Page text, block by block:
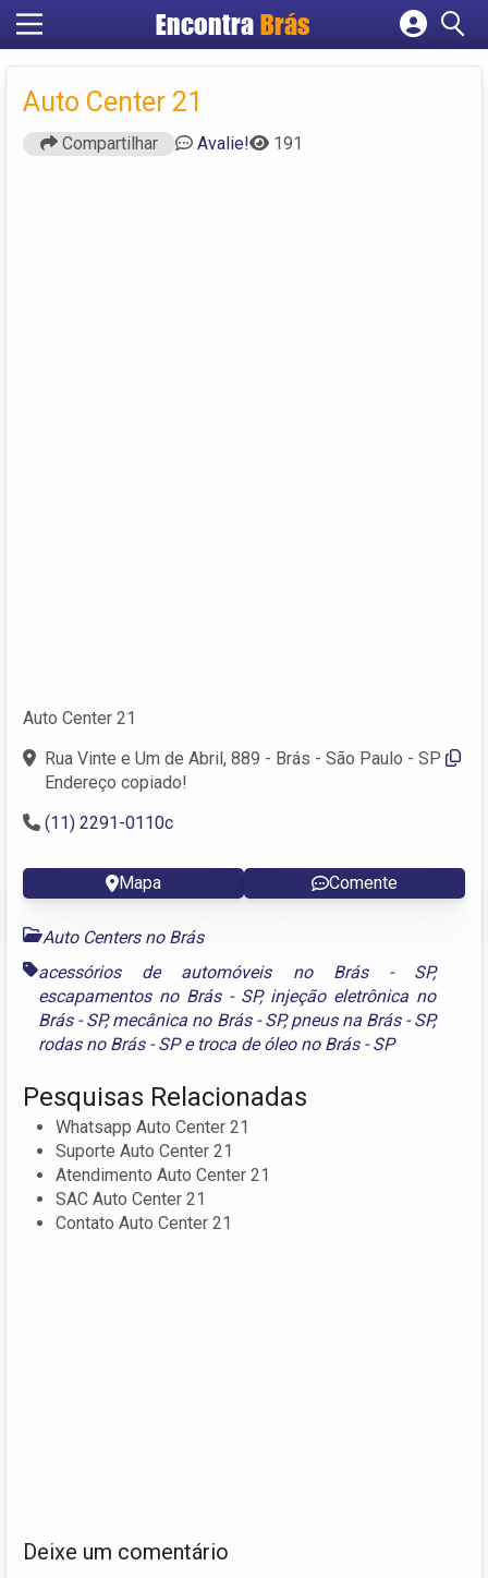
Encontra Brás
Cadastrar empresa
Auto Center 21
Compartilhar Avalie! 191
Auto Center 21
Rua Vinte e Um de Abril, 889 - Brás - São Paulo - SP
Endereço copiado!
(11) 2291-0110c
Mapa Comente
Auto Centers no Brás
acessórios de automóveis no Brás - SP,
escapamentos no Brás - SP, injeção eletrônica no
Brás - SP,mecânica no Brás - SP,pneus na Brás - SP,
rodas no Brás - SPe troca de óleo no Brás - SP
Pesquisas Relacionadas
Whatsapp Auto Center 21
Suporte Auto Center 21
Atendimento Auto Center 21
SAC Auto Center 21
Contato Auto Center 21
Deixe um comentário